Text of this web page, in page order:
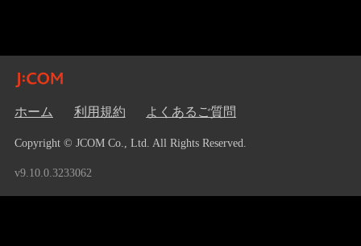
ホーム 利用規約 よくあるご質問
Copyright © JCOM Co., Ltd. All Rights Reserved.
v9.10.0.3233062